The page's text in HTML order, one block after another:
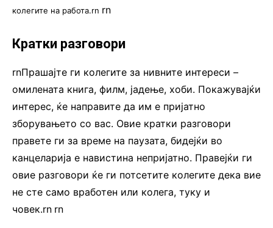
колегите на работа.rn rn
Кратки разговори
rnПрашајте ги колегите за нивните интереси –
омилената книга, филм, јадење, хоби. Покажувајќи
интерес, ќе направите да им е пријатно
зборувањето со вас. Овие кратки разговори
правете ги за време на паузата, бидејќи во
канцеларија е навистина непријатно. Правејќи ги
овие разговори ќе ги потсетите колегите дека вие
не сте само вработен или колега, туку и
човек.rn rn